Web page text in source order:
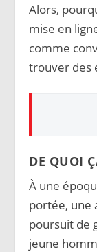
Alors,
mise en
comme
trouver des
DE QUOI
À une
portée, une
poursuit de
jeune